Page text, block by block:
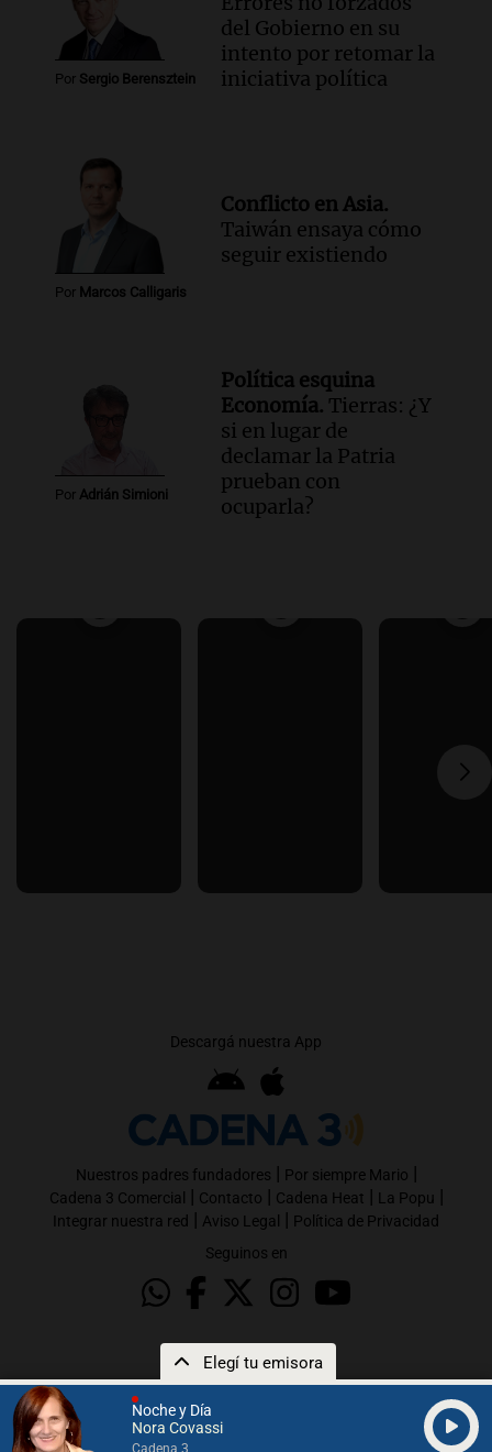
Noche y Día
Nora Covassi
Cadena 3
Elegí tu emisora
Por Sergio Berensztein
del Gobierno en su
intento por retomar la
iniciativa política
Por Marcos Calligaris
Conflicto en Asia.
Taiwán ensaya cómo
seguir existiendo
Por Adrián Simioni
Política esquina
Economía. Tierras: ¿Y
si en lugar de
declamar la Patria
prueban con
ocuparla?
Descargá nuestra App
Nuestros padres fundadores | Por siempre Mario |
Cadena 3 Comercial | Contacto | Cadena Heat | La Popu |
Integrar nuestra red | Aviso Legal | Política de Privacidad
Seguinos en